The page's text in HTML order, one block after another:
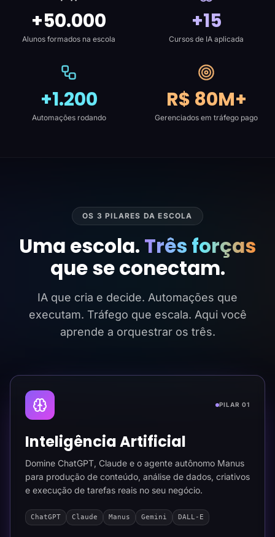
+50.000
Alunos formados na escola
+15
Cursos de IA aplicada
+1.200
Automações rodando
R$ 80M+
Gerenciados em tráfego pago
OS 3 PILARES DA ESCOLA
Uma escola. Três forças
que se conectam.
IA que cria e decide. Automações que
executam. Tráfego que escala. Aqui você
aprende a orquestrar os três.
PILAR 01
Inteligência Artificial
Domine ChatGPT, Claude e o agente autônomo Manus
para produção de conteúdo, análise de dados, criativos
e execução de tarefas reais no seu negócio.
ChatGPT Claude Manus Gemini DALL-E